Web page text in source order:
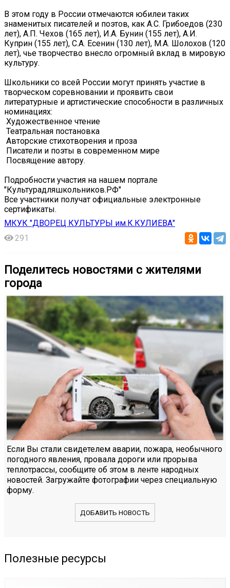
В этом году в России отмечаются юбилеи таких
знаменитых писателей и поэтов, как А.С. Грибоедов (230
лет), А.П. Чехов (165 лет), И.А. Бунин (155 лет), А.И.
Куприн (155 лет), С.А. Есенин (130 лет), М.А. Шолохов (120
лет), чье творчество внесло огромный вклад в мировую
культуру.
Школьники со всей России могут принять участие в
творческом соревновании и проявить свои
литературные и артистические способности в различных
номинациях:
️ Художественное чтение
️ Театральная постановка
️ Авторские стихотворения и проза
️ Писатели и поэты в современном мире
️ Посвящение автору.
Подробности участия на нашем портале
"Культурадляшкольников.РФ"
Все участники получат официальные электронные
сертификаты.
МКУК "ДВОРЕЦ КУЛЬТУРЫ им.К.КУЛИЕВА"
291
Поделитесь новостями с жителями
города
Если Вы стали свидетелем аварии, пожара, необычного
погодного явления, провала дороги или прорыва
теплотрассы, сообщите об этом в ленте народных
новостей. Загружайте фотографии через специальную
форму.
ДОБАВИТЬ НОВОСТЬ
Полезные ресурсы